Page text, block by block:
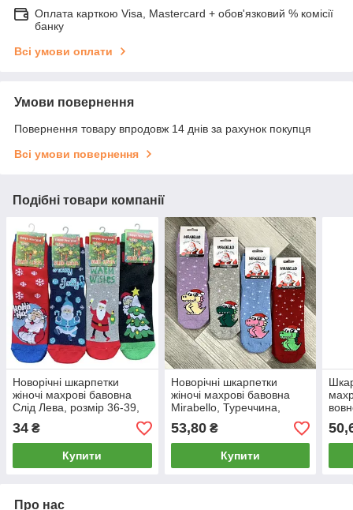
Оплата карткою Visa, Mastercard + обов'язковий % комісії
банку
Всі умови оплати
Умови повернення
Повернення товару впродовж 14 днів за рахунок покупця
Всі умови повернення
Подібні товари компанії
Новорічні шкарпетки
жіночі махрові бавовна
Слід Лева, розмір 36-39,
асорті, 223020
34 ₴
Купити
Новорічні шкарпетки
жіночі махрові бавовна
Мirabello, Туреччина,
розмір 36-40, асорті, 0983
53,80₴
Купити
Про нас